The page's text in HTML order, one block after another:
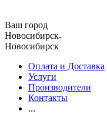
Ваш город
Новосибирск
Новосибирск
Оплата и Доставка
Услуги
Производители
Контакты
...